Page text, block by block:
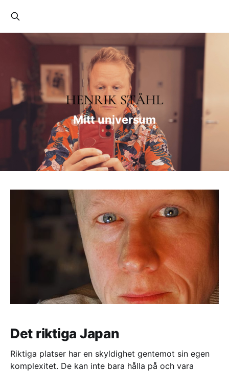
Mitt universum
Det riktiga Japan
Riktiga platser har en skyldighet gentemot sin egen
komplexitet. De kan inte bara hålla på och vara